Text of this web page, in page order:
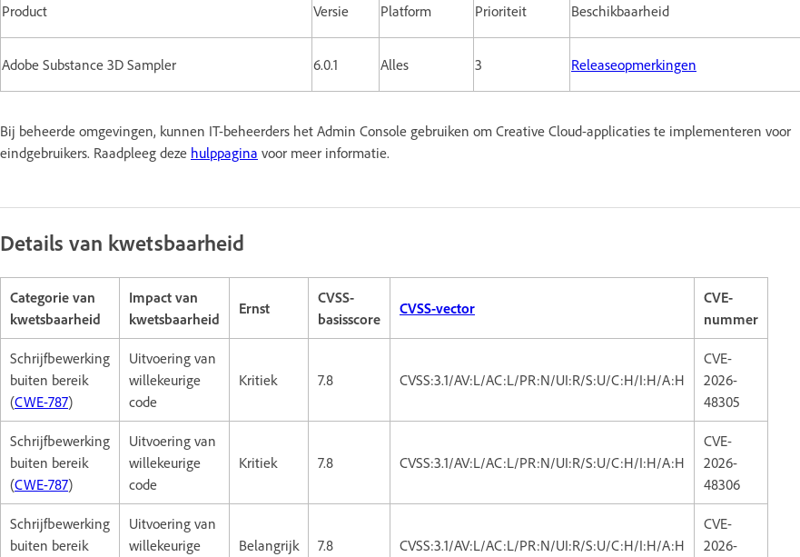
Product Versie Platform Prioriteit Beschikbaarheid
Adobe Substance 3D Sampler 6.0.1 Alles 3 Releaseopmerkingen
Bij beheerde omgevingen, kunnen IT-beheerders het Admin Console gebruiken om Creative Cloud-applicaties te implementeren voor
eindgebruikers. Raadpleeg deze hulppagina voor meer informatie.
Details van kwetsbaarheid
Categorie van
kwetsbaarheid
Impact van
kwetsbaarheid
Ernst
CVSS-
basisscore
CVSS-vector
CVE-
nummer
Schrijfbewerking
buiten bereik
(CWE-787)
Uitvoering van
willekeurige
code
Kritiek 7.8 CVSS:3.1/AV:L/AC:L/PR:N/UI:R/S:U/C:H/I:H/A:H
CVE-
2026-
48305
Schrijfbewerking
buiten bereik
(CWE-787)
Uitvoering van
willekeurige
code
Kritiek 7.8 CVSS:3.1/AV:L/AC:L/PR:N/UI:R/S:U/C:H/I:H/A:H
CVE-
2026-
48306
Schrijfbewerking
buiten bereik
Uitvoering van
willekeurige
Belangrijk 7.8 CVSS:3.1/AV:L/AC:L/PR:N/UI:R/S:U/C:H/I:H/A:H
CVE-
2026-